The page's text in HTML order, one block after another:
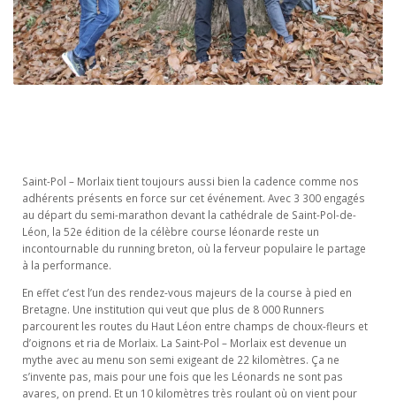
Saint-Pol – Morlaix tient toujours aussi bien la cadence comme nos
adhérents présents en force sur cet événement. Avec 3 300 engagés
au départ du semi-marathon devant la cathédrale de Saint-Pol-de-
Léon, la 52e édition de la célèbre course léonarde reste un
incontournable du running breton, où la ferveur populaire le partage
à la performance.
En effet c’est l’un des rendez-vous majeurs de la course à pied en
Bretagne. Une institution qui veut que plus de 8 000 Runners
parcourent les routes du Haut Léon entre champs de choux-fleurs et
d’oignons et ria de Morlaix. La Saint-Pol – Morlaix est devenue un
mythe avec au menu son semi exigeant de 22 kilomètres. Ça ne
s’invente pas, mais pour une fois que les Léonards ne sont pas
avares, on prend. Et un 10 kilomètres très roulant où on vient pour